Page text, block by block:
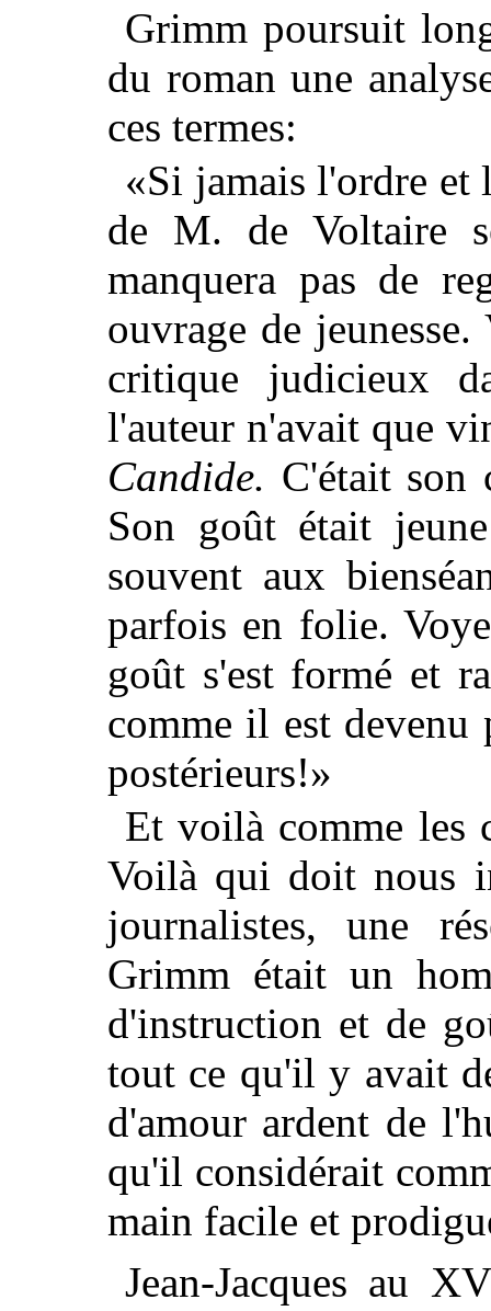
Grimm poursuit
du roman une
ces termes:
«Si jamais l'ordre et
de M. de Voltaire
manquera pas de
ouvrage de
critique judicieux
l'auteur n'avait que
Candide. C'était son
Son goût était
souvent aux
parfois en folie.
goût s'est formé et
comme il est devenu
postérieurs!»
Et voilà comme les
Voilà qui doit nous
journalistes, une
Grimm était un
d'instruction et de
tout ce qu'il y avait
d'amour ardent de
qu'il considérait
main facile et
Jean-Jacques au